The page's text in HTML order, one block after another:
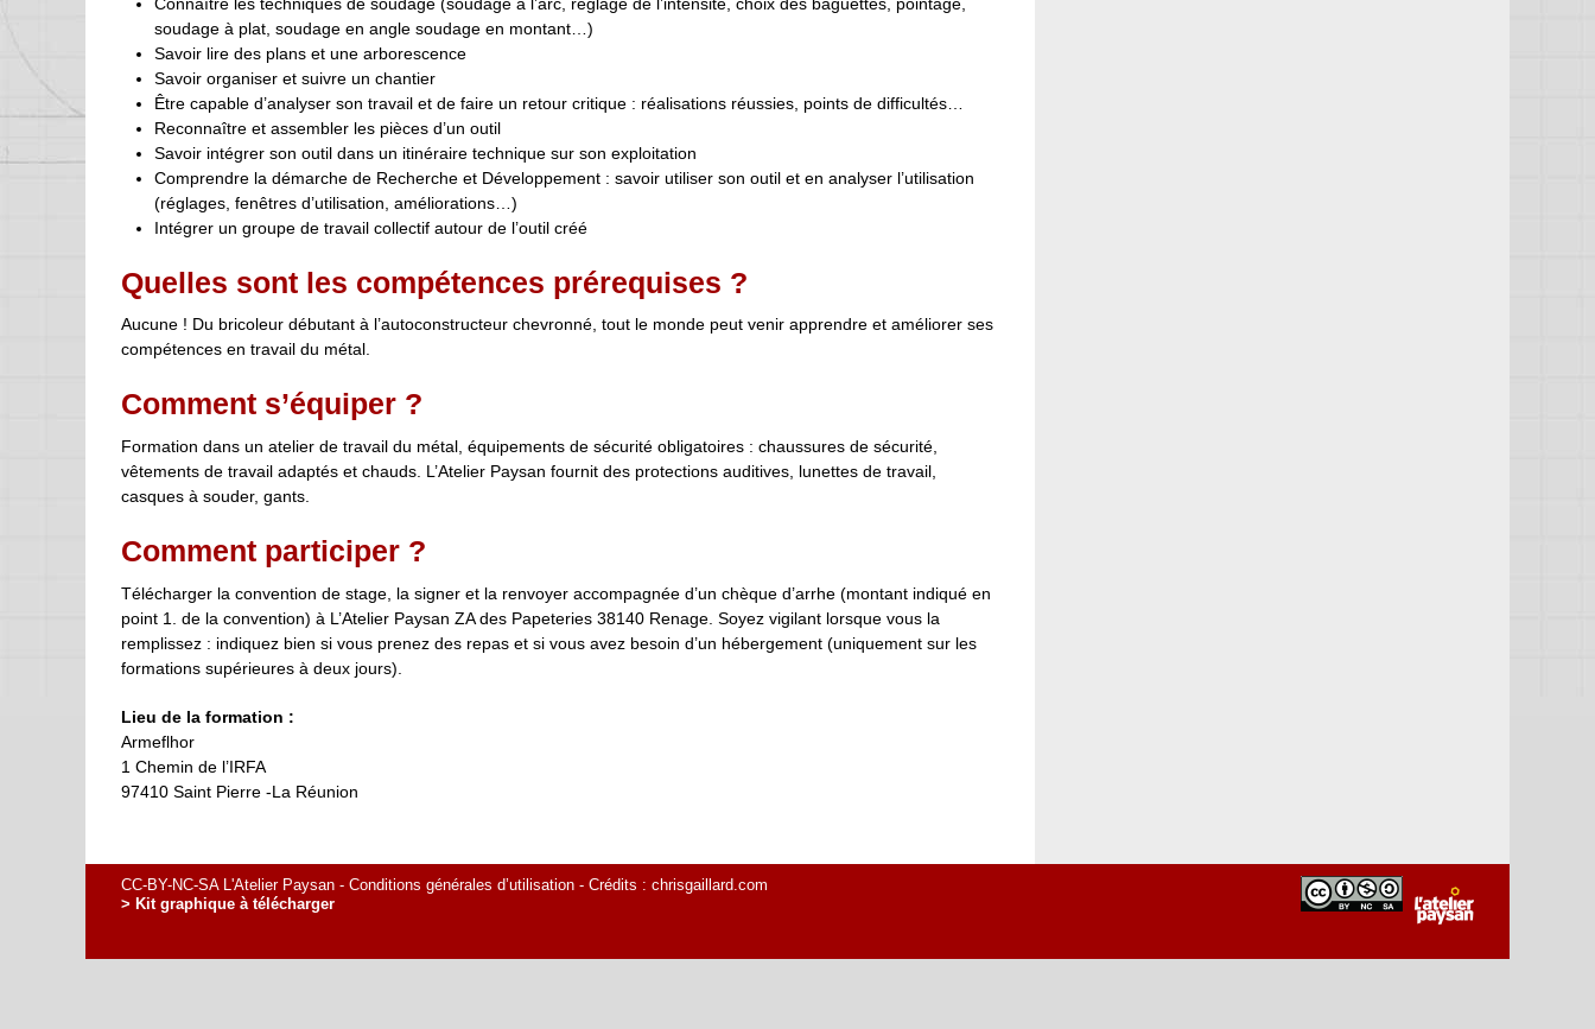
soudage à plat, soudage en angle soudage en montant…)
Savoir lire des plans et une arborescence
Savoir organiser et suivre un chantier
Être capable d’analyser son travail et de faire un retour critique : réalisations réussies, points de difficultés…
Reconnaître et assembler les pièces d’un outil
Savoir intégrer son outil dans un itinéraire technique sur son exploitation
Comprendre la démarche de Recherche et Développement : savoir utiliser son outil et en analyser l’utilisation
(réglages, fenêtres d’utilisation, améliorations…)
Intégrer un groupe de travail collectif autour de l’outil créé
Quelles sont les compétences prérequises ?
Aucune ! Du bricoleur débutant à l’autoconstructeur chevronné, tout le monde peut venir apprendre et améliorer ses
compétences en travail du métal.
Comment s’équiper ?
Formation dans un atelier de travail du métal, équipements de sécurité obligatoires : chaussures de sécurité,
vêtements de travail adaptés et chauds. L’Atelier Paysan fournit des protections auditives, lunettes de travail,
casques à souder, gants.
Comment participer ?
Télécharger la convention de stage, la signer et la renvoyer accompagnée d’un chèque d’arrhe (montant indiqué en
point 1. de la convention) à L’Atelier Paysan ZA des Papeteries 38140 Renage. Soyez vigilant lorsque vous la
remplissez : indiquez bien si vous prenez des repas et si vous avez besoin d’un hébergement (uniquement sur les
formations supérieures à deux jours).
Lieu de la formation :
Armeflhor
1 Chemin de l’IRFA
97410 Saint Pierre -La Réunion
CC-BY-NC-SA L'Atelier Paysan - Conditions générales d’utilisation - Crédits : chrisgaillard.com
> Kit graphique à télécharger